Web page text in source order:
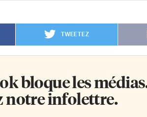
TWEETEZ
bloque les
notre infolettre.